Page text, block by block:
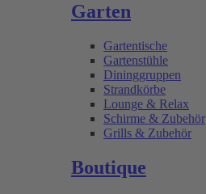
Garten
Gartentische
Gartenstühle
Dininggruppen
Strandkörbe
Lounge & Relax
Schirme & Zubehör
Grills & Zubehör
Boutique